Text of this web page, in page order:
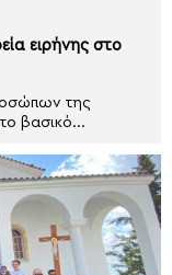
ειρήνης στο
της
βασικό...